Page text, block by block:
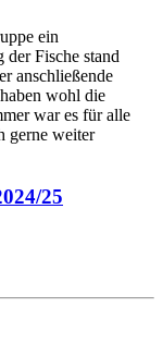
ein
Fische stand
anschließende
wohl die
war es für alle
gerne weiter
25